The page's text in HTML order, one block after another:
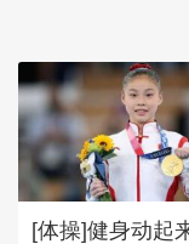
[体操]健身动起